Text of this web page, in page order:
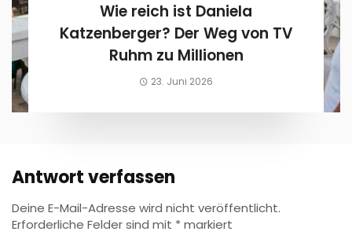
Wie reich ist Daniela
Katzenberger? Der Weg von TV
Ruhm zu Millionen
23. Juni 2026
Antwort verfassen
Deine E-Mail-Adresse wird nicht veröffentlicht.
Erforderliche Felder sind mit * markiert